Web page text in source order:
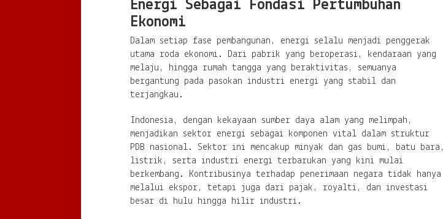
Energi Sebagai Fondasi Pertumbuhan
Ekonomi
Dalam setiap fase pembangunan, energi selalu menjadi penggerak
utama roda ekonomi. Dari pabrik yang beroperasi, kendaraan yang
melaju, hingga rumah tangga yang beraktivitas, semuanya
bergantung pada pasokan industri energi yang stabil dan
terjangkau.
Indonesia, dengan kekayaan sumber daya alam yang melimpah,
menjadikan sektor energi sebagai komponen vital dalam struktur
PDB nasional. Sektor ini mencakup minyak dan gas bumi, batu bara,
listrik, serta industri energi terbarukan yang kini mulai
berkembang. Kontribusinya terhadap penerimaan negara tidak hanya
melalui ekspor, tetapi juga dari pajak, royalti, dan investasi
besar di hulu hingga hilir industri.